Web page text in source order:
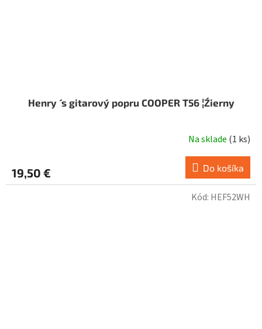
Henry ´ s gitarový popru COOPER T56 ¦Źierny
Na sklade (1 ks)
19,50 € Do košíka
Kód: HEF52WH